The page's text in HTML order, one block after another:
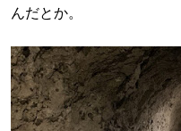
んだとか。